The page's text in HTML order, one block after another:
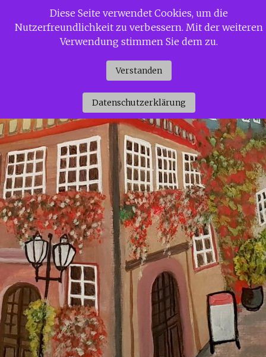
InhaltSiggi Gerdaus Welt
Diese Seite verwendet Cookies, um die
Nutzerfreundlichkeit zu verbessern. Mit der weiteren
Verwendung stimmen Sie dem zu.
Verstanden
Datenschutzerklärung